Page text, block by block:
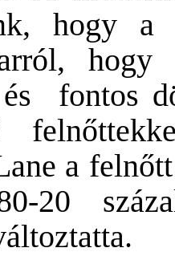
hogy
hogy
és fontos
a
20